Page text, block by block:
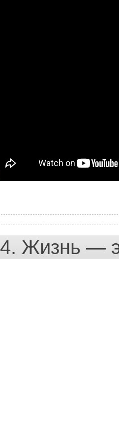
4. Жизнь —